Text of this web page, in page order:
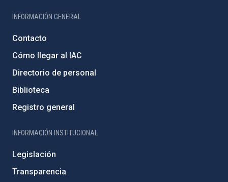
INFORMACIÓN GENERAL
Contacto
Cómo llegar al IAC
Directorio de personal
Biblioteca
Registro general
INFORMACIÓN INSTITUCIONAL
Legislación
Transparencia